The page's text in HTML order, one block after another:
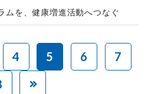
ムを、健康増進活動へつなぐ
4 5 6
7